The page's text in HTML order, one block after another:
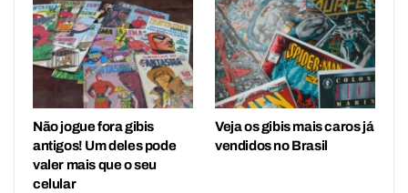
Não jogue fora gibis
antigos! Um deles pode
valer mais que o seu
celular
Veja os gibis mais caros já
vendidos no Brasil